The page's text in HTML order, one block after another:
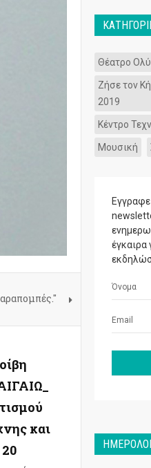
και
Θέατρο
Ζήσε τον
2019
Κέντρο
Μουσική
έγκαιρα